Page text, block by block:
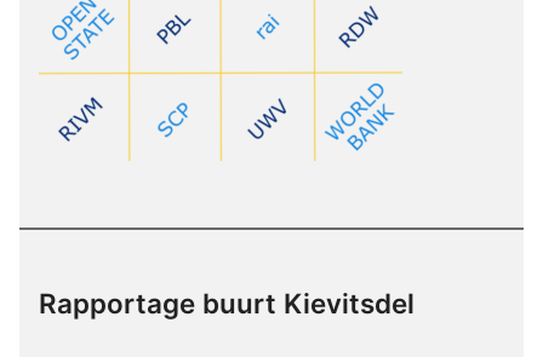
Rapportage buurt Kievitsdel